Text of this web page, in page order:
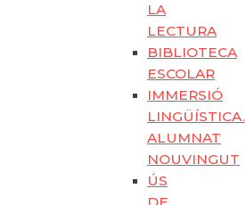
LA
LECTURA
BIBLIOTECA
ESCOLAR
IMMERSIÓ
LINGÜÍSTICA.
ALUMNAT
NOUVINGUT
ÚS